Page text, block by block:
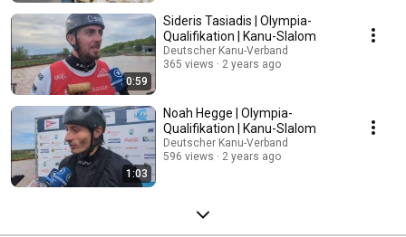
0:59
Sideris Tasiadis | Olympia-
Qualifikation | Kanu-Slalom
Deutscher Kanu-Verband
365 views
2 years ago
1:03
Noah Hegge | Olympia-
Qualifikation | Kanu-Slalom
Deutscher Kanu-Verband
596 views
2 years ago